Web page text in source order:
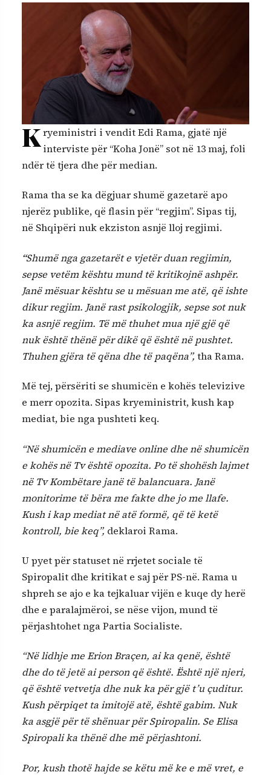
Kryeministri i vendit Edi Rama, gjatë një
interviste për “Koha Jonë” sot në 13 maj, foli
ndër të tjera dhe për median.
Rama tha se ka dëgjuar shumë gazetarë apo
njerëz publike, që flasin për “regjim”. Sipas tij,
në Shqipëri nuk ekziston asnjë lloj regjimi.
“Shumë nga gazetarët e vjetër duan regjimin,
sepse vetëm kështu mund të kritikojnë ashpër.
Janë mësuar kështu se u mësuan me atë, që ishte
dikur regjim. Janë rast psikologjik, sepse sot nuk
ka asnjë regjim. Të më thuhet mua një gjë që
nuk është thënë për dikë që është në pushtet.
Thuhen gjëra të qëna dhe të paqëna”, tha Rama.
Më tej, përsëriti se shumicën e kohës televizive
e merr opozita. Sipas kryeministrit, kush kap
mediat, bie nga pushteti keq.
“Në shumicën e mediave online dhe në shumicën
e kohës në Tv është opozita. Po të shohësh lajmet
në Tv Kombëtare janë të balancuara. Janë
monitorime të bëra me fakte dhe jo me llafe.
Kush i kap mediat në atë formë, që të ketë
kontroll, bie keq”, deklaroi Rama.
U pyet për statuset në rrjetet sociale të
Spiropalit dhe kritikat e saj për PS-në. Rama u
shpreh se ajo e ka tejkaluar vijën e kuqe dy herë
dhe e paralajmëroi, se nëse vijon, mund të
përjashtohet nga Partia Socialiste.
“Në lidhje me Erion Braçen, ai ka qenë, është
dhe do të jetë ai person që është. Është një njeri,
që është vetvetja dhe nuk ka për gjë t’u çuditur.
Kush përpiqet ta imitojë atë, është gabim. Nuk
ka asgjë për të shënuar për Spiropalin. Se Elisa
Spiropali ka thënë dhe më përjashtoni.
Por, kush thotë hajde se këtu më ke e më vret, e